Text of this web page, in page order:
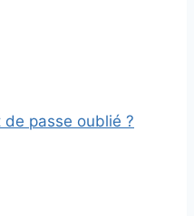
de passe oublié ?